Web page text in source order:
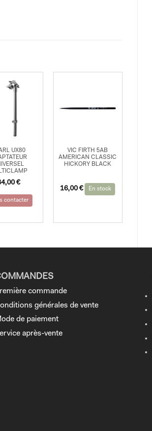
UX80
€
contacter
VIC FIRTH 5AB
AMERICAN CLASSIC
HICKORY BLACK
16,00€ En stock
commande
générales de vente
de paiement
après-vente